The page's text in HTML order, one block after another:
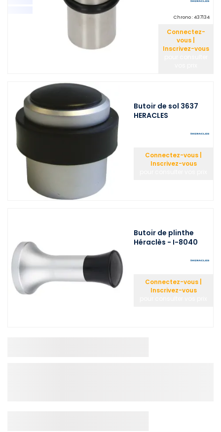
Chrono : 437134
Connectez-
vous |
Inscrivez-vous
Butoir de sol 3637
HERACLES
Connectez-vous |
Inscrivez-vous
Butoir de plinthe
Héraclès - I-8040
Connectez-vous |
Inscrivez-vous